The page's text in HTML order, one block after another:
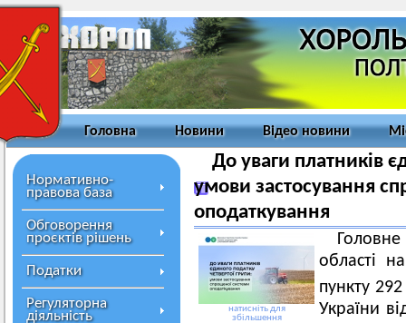
Головна Новини Відео новини
Нормативно-
правова база
Обговорення
проєктів рішень
Податки
Регуляторна
діяльність
До уваги платників
умови застосування
оподаткування
натисніть для
збільшення
області
пункту 292
України